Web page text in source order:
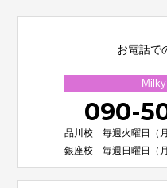
お電話で
090-
品川校 毎週火曜日（
銀座校 毎週日曜日（